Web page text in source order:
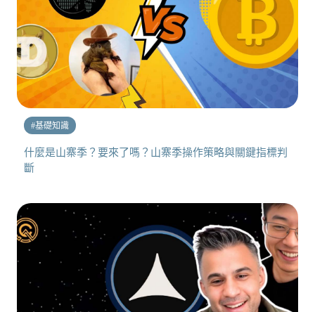
#基礎知識
什麼是山寨季？要來了嗎？山寨季操作策略與關鍵指標判
斷